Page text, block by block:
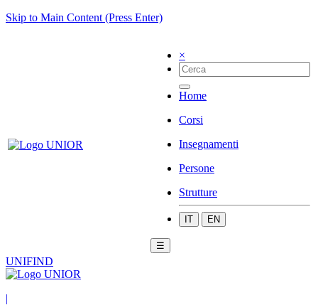
Skip to Main Content (Press Enter)
×
Home
Corsi
Insegnamenti
Persone
Strutture
IT EN
☰
UNIFIND
|